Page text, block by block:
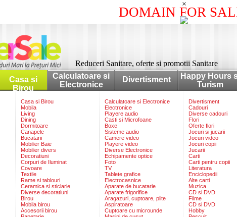
×
DOMAIN FOR
Reduceri Sanitare, oferte si promotii Sanitare
Casa si
Birou
Calculatoare si
Electronice
Divertisment
Happy Hours
Turism
Casa si Birou
Mobila
Living
Dining
Dormitoare
Canapele
Bucatarii
Mobilier Baie
Mobilier divers
Decoratiuni
Corpuri de Iluminat
Covoare
Textile
Rame si tablouri
Ceramica si sticlarie
Diverse decoratiuni
Birou
Mobila birou
Accesorii birou
Calculatoare si Electronice
Electronice
Playere audio
Casti si Microfoane
Boxe
Sisteme audio
Camere video
Playere video
Diverse Electronice
Echipamente optice
Foto
TV
Tablete grafice
Electrocasnice
Aparate de bucatarie
Aparate frigorifice
Aragazuri, cuptoare, plite
Aspiratoare
Cuptoare cu microunde
Divertisment
Cadouri
Diverse cadouri
Flori
Oferte flori
Jocuri si jucarii
Jocuri video
Jocuri copii
Jucarii
Carti
Carti pentru copii
Literatura
Enciclopedii
Alte carti
Muzica
CD si DVD
Filme
CD si DVD
Hobby